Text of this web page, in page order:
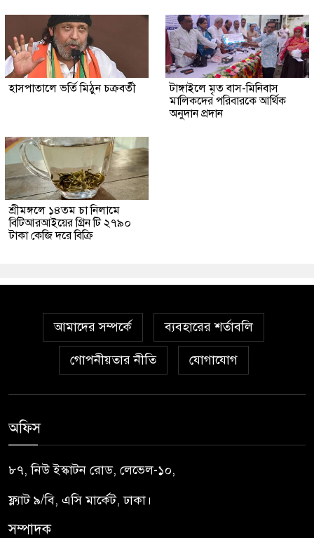
হাসপাতালে ভর্তি মিঠুন চক্রবর্তী
টাঙ্গাইলে মৃত বাস-মিনিবাস
মালিকদের পরিবারকে আর্থিক
অনুদান প্রদান
শ্রীমঙ্গলে ১৪তম চা নিলামে
বিটিআরআইয়ের গ্রিন টি ২৭৯০
টাকা কেজি দরে বিক্রি
আমাদের সম্পর্কে ব্যবহারের শর্তাবলি
গোপনীয়তার নীতি যোগাযোগ
অফিস
৮৭, নিউ ইস্কাটন রোড, লেভেল-১০,
ফ্ল্যাট ৯/বি, এসি মার্কেট, ঢাকা।
সম্পাদক